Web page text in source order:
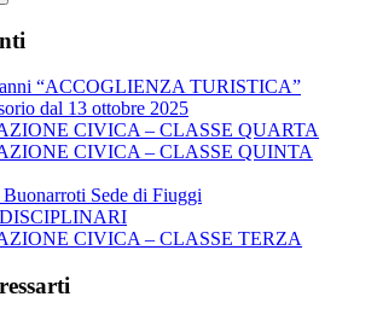
“ACCOGLIENZA TURISTICA”
dal 13 ottobre 2025
CIVICA – CLASSE QUARTA
CIVICA – CLASSE QUINTA
Sede di Fiuggi
CIVICA – CLASSE TERZA